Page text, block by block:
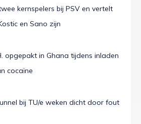
kernspelers bij PSV en vertelt
en Sano zijn
opgepakt in Ghana tijdens inladen
cocaïne
bij TU/e weken dicht door fout